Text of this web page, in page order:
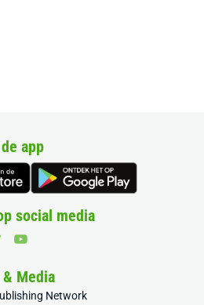
app
social media
Media
Network